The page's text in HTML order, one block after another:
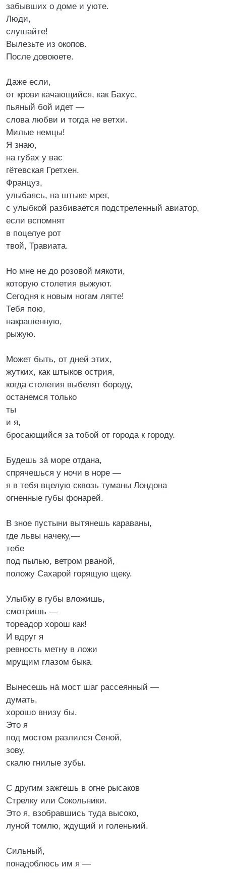
забывших о доме и уюте.
Люди,
слушайте!
Вылезьте из окопов.
После довоюете.
Даже если,
от крови качающийся, как Бахус,
пьяный бой идет —
слова любви и тогда не ветхи.
Милые немцы!
Я знаю,
на губах у вас
гётевская Гретхен.
Француз,
улыбаясь, на штыке мрет,
с улыбкой разбивается подстреленный авиатор,
если вспомнят
в поцелуе рот
твой, Травиата.
Но мне не до розовой мякоти,
которую столетия выжуют.
Сегодня к новым ногам лягте!
Тебя пою,
накрашенную,
рыжую.
Может быть, от дней этих,
жутких, как штыков острия,
когда столетия выбелят бороду,
останемся только
ты
и я,
бросающийся за тобой от города к городу.
Будешь за́ море отдана,
спрячешься у ночи в норе —
я в тебя вцелую сквозь туманы Лондона
огненные губы фонарей.
В зное пустыни вытянешь караваны,
где львы начеку,—
тебе
под пылью, ветром рваной,
положу Сахарой горящую щеку.
Улыбку в губы вложишь,
смотришь —
тореадор хорош как!
И вдруг я
ревность метну в ложи
мрущим глазом быка.
Вынесешь на́ мост шаг рассеянный —
думать,
хорошо внизу бы.
Это я
под мостом разлился Сеной,
зову,
скалю гнилые зубы.
С другим зажгешь в огне рысаков
Стрелку или Сокольники.
Это я, взобравшись туда высоко,
луной томлю, ждущий и голенький.
Сильный,
понадоблюсь им я —